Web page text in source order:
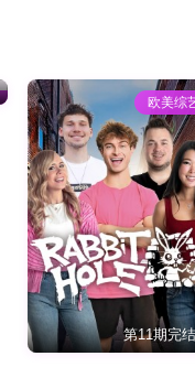
欧美综
第11期完结